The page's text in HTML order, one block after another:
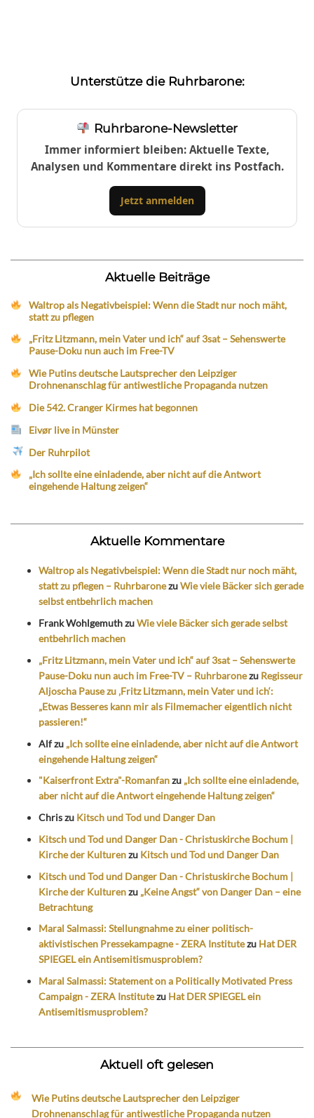
Unterstütze die Ruhrbarone:
Ruhrbarone-Newsletter
Immer informiert bleiben: Aktuelle Texte,
Analysen und Kommentare direkt ins Postfach.
Jetzt anmelden
Aktuelle Beiträge
Waltrop als Negativbeispiel: Wenn die Stadt nur noch mäht,
statt zu pflegen
„Fritz Litzmann, mein Vater und ich“ auf 3sat – Sehenswerte
Pause-Doku nun auch im Free-TV
Wie Putins deutsche Lautsprecher den Leipziger
Drohnenanschlag für antiwestliche Propaganda nutzen
Die 542. Cranger Kirmes hat begonnen
Eivør live in Münster
Der Ruhrpilot
„Ich sollte eine einladende, aber nicht auf die Antwort
eingehende Haltung zeigen“
Aktuelle Kommentare
Waltrop als Negativbeispiel: Wenn die Stadt nur noch mäht,
statt zu pflegen – RuhrbaronezuWie viele Bäcker sich gerade
selbst entbehrlich machen
Frank WohlgemuthzuWie viele Bäcker sich gerade selbst
entbehrlich machen
„Fritz Litzmann, mein Vater und ich“ auf 3sat – Sehenswerte
Pause-Doku nun auch im Free-TV – Ruhrbaronezu Regisseur
Aljoscha Pause zu ‚Fritz Litzmann, mein Vater und ich‘:
„Etwas Besseres kann mir als Filmemacher eigentlich nicht
passieren!“
Alfzu „Ich sollte eine einladende, aber nicht auf die Antwort
eingehende Haltung zeigen“
"Kaiserfront Extra"-Romanfanzu „Ich sollte eine einladende,
aber nicht auf die Antwort eingehende Haltung zeigen“
Chriszu Kitsch und Tod und Danger Dan
Kitsch und Tod und Danger Dan - Christuskirche Bochum |
Kirche der Kulturenzu Kitsch und Tod und Danger Dan
Kitsch und Tod und Danger Dan - Christuskirche Bochum |
Kirche der Kulturenzu „Keine Angst“ von Danger Dan – eine
Betrachtung
Maral Salmassi: Stellungnahme zu einer politisch-
aktivistischen Pressekampagne - ZERA Institutezu Hat DER
SPIEGEL ein Antisemitismusproblem?
Maral Salmassi: Statement on a Politically Motivated Press
Campaign - ZERA Institutezu Hat DER SPIEGEL ein
Antisemitismusproblem?
Aktuell oft gelesen
Wie Putins deutsche Lautsprecher den Leipziger
Drohnenanschlag für antiwestliche Propaganda nutzen